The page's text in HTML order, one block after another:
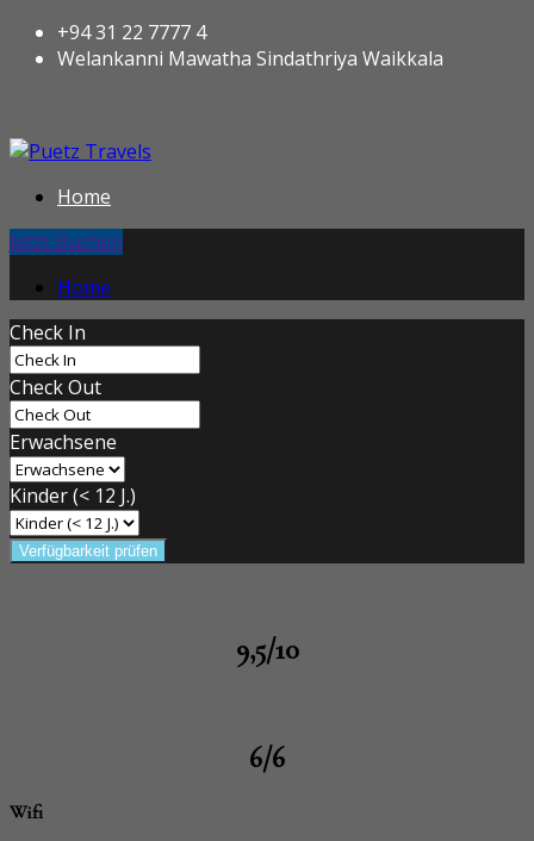
+94 31 22 7777 4
Welankanni Mawatha Sindathriya Waikkala
Home
Jetzt Buchen
Home
Check In
Check Out
Erwachsene
Kinder (< 12 J.)
Verfügbarkeit prüfen
9,5/10
6/6
Wifi